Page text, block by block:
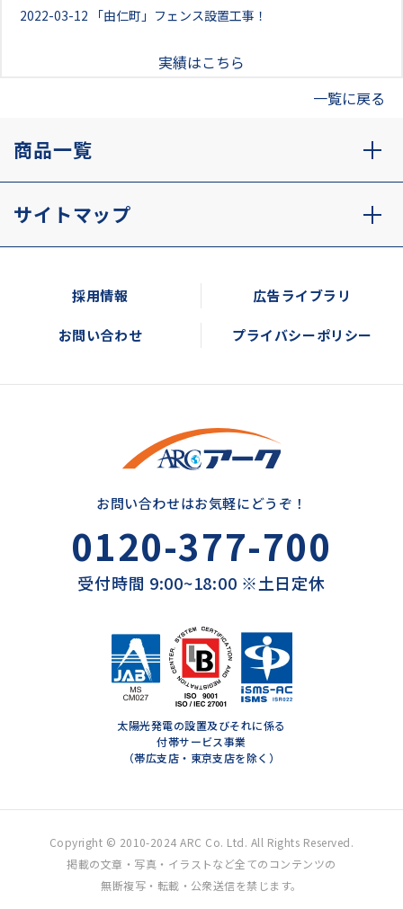
2022-03-12 「由仁町」フェンス設置工事！
実績はこちら
一覧に戻る
商品一覧
サイトマップ
採用情報 広告ライブラリ
お問い合わせ プライバシーポリシー
お問い合わせはお気軽にどうぞ！
0120-377-700
受付時間 9:00~18:00 ※土日定休
太陽光発電の設置及びそれに係る
付帯サービス事業
（帯広支店・東京支店を除く）
Copyright © 2010-2024 ARC Co. Ltd. All Rights Reserved.
掲載の文章・写真・イラストなど全てのコンテンツの
無断複写・転載・公衆送信を禁じます。